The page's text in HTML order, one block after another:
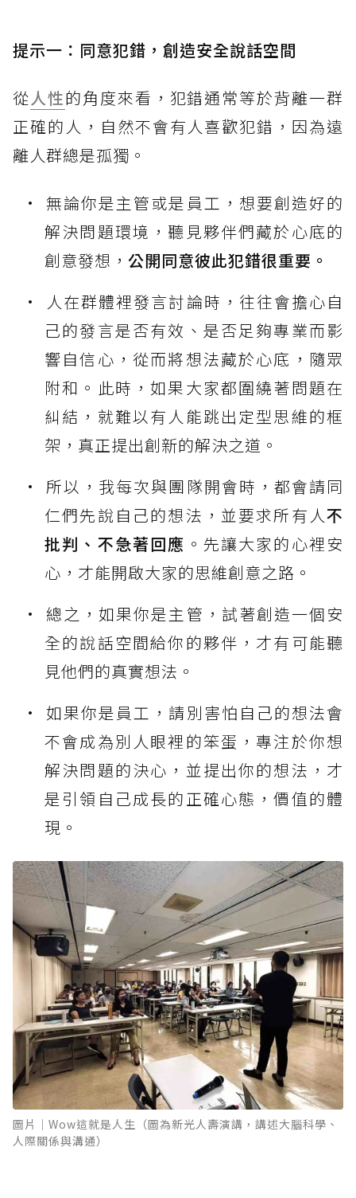
提示一：同意犯錯，創造安全說話空間
從人性的角度來看，犯錯通常等於背離一群
正確的人，自然不會有人喜歡犯錯，因為遠
離人群總是孤獨。
無論你是主管或是員工，想要創造好的
解決問題環境，聽見夥伴們藏於心底的
創意發想， 公開同意彼此犯錯很重要。
人在群體裡發言討論時，往往會擔心自
己的發言是否有效、是否足夠專業而影
響自信心，從而將想法藏於心底，隨眾
附和。此時，如果大家都圍繞著問題在
糾結，就難以有人能跳出定型思維的框
架，真正提出創新的解決之道。
所以，我每次與團隊開會時，都會請同
仁們先說自己的想法，並要求所有人不
批判、不急著回應 。先讓大家的心裡安
心，才能開啟大家的思維創意之路。
總之，如果你是主管，試著創造一個安
全的說話空間給你的夥伴，才有可能聽
見他們的真實想法。
如果你是員工，請別害怕自己的想法會
不會成為別人眼裡的笨蛋，專注於你想
解決問題的決心，並提出你的想法，才
是引領自己成長的正確心態，價值的體
現。
圖片｜Wow這就是人生（圖為新光人壽演講，講述大腦科學、
人際關係與溝通）